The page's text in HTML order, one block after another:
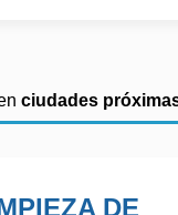
ciudades
DE